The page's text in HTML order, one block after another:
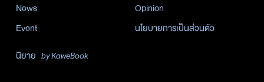
News
Opinion
Event
นโยบายการเป็นส่วนตัว
นิยาย by KaweBook